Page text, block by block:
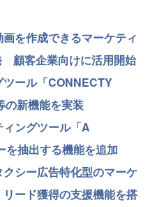
を作成できるマーケティ
顧客企業向けに活用開始
ール「CONNECTY
の新機能を実装
ングツール「A
抽出する機能を追加
シー広告特化型のマーケ
ード獲得の支援機能を搭